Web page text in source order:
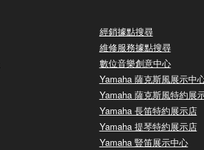
經銷據點搜尋
維修服務據點搜尋
數位音樂創意中心
Yamaha 薩克斯風展示中
Yamaha 薩克斯風特約展
Yamaha 長笛特約展示店
Yamaha 提琴特約展示店
Yamaha 豎笛展示中心